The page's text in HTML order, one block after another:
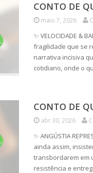
CONTO DE
maio 7, 2026
✨ VELOCIDADE &
fragilidade que se
narrativa incisiva
cotidiano, onde o
CONTO DE
abr 30, 2026
✨ ANGÚSTIA
ainda assim,
transbordarem em
resistência e